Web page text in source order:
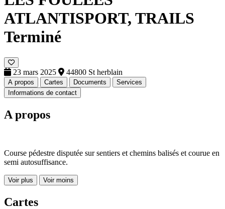
ATLANTISPORT, TRAILS
Terminé
23 mars 2025 44800 St herblain
A propos Cartes Documents
Services
Informations de contact
A propos
Course pédestre disputée sur sentiers et chemins balisés et courue en
semi autosuffisance.
Voir plus Voir moins
Cartes